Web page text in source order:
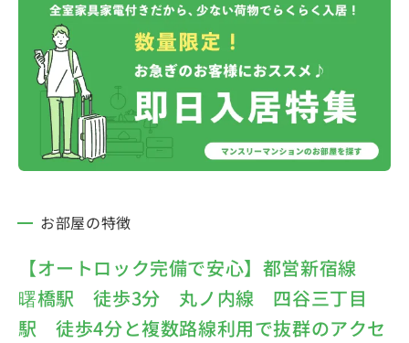
お部屋の特徴
【オートロック完備で安心】都営新宿線
曙橋駅 徒歩3分 丸ノ内線 四谷三丁目
駅 徒歩4分と複数路線利用で抜群のアクセ